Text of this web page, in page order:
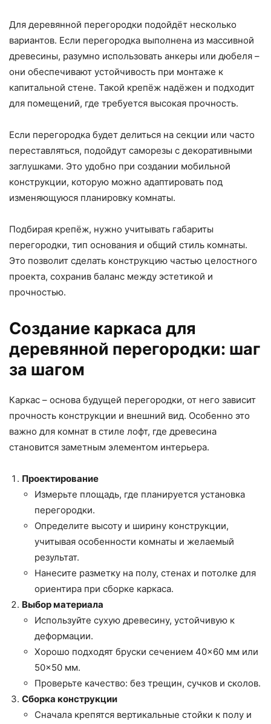
Для деревянной перегородки подойдёт несколько
вариантов. Если перегородка выполнена из массивной
древесины, разумно использовать анкеры или дюбеля –
они обеспечивают устойчивость при монтаже к
капитальной стене. Такой крепёж надёжен и подходит
для помещений, где требуется высокая прочность.
Если перегородка будет делиться на секции или часто
переставляться, подойдут саморезы с декоративными
заглушками. Это удобно при создании мобильной
конструкции, которую можно адаптировать под
изменяющуюся планировку комнаты.
Подбирая крепёж, нужно учитывать габариты
перегородки, тип основания и общий стиль комнаты.
Это позволит сделать конструкцию частью целостного
проекта, сохранив баланс между эстетикой и
прочностью.
Создание каркаса для
деревянной перегородки: шаг
за шагом
Каркас – основа будущей перегородки, от него зависит
прочность конструкции и внешний вид. Особенно это
важно для комнат в стиле лофт, где древесина
становится заметным элементом интерьера.
Проектирование
Измерьте площадь, где планируется установка
перегородки.
Определите высоту и ширину конструкции,
учитывая особенности комнаты и желаемый
результат.
Нанесите разметку на полу, стенах и потолке для
ориентира при сборке каркаса.
Выбор материала
Используйте сухую древесину, устойчивую к
деформации.
Хорошо подходят бруски сечением 40×60 мм или
50×50 мм.
Проверьте качество: без трещин, сучков и сколов.
Сборка конструкции
Сначала крепятся вертикальные стойки к полу и